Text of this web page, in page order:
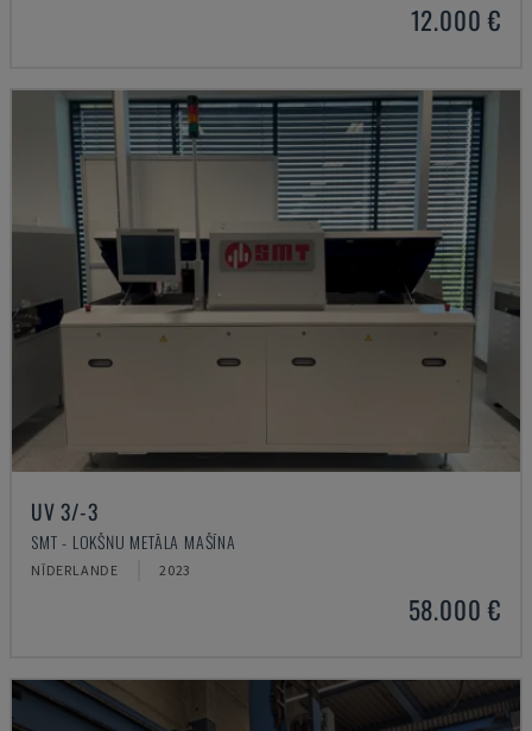
12.000 €
UV 3/-3
SMT - LOKŠŅU METĀLA MAŠĪNA
NĪDERLANDE 2023
58.000 €